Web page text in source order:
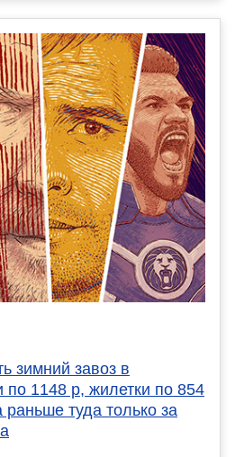
зимний завоз в
по 1148 р, жилетки по 854
раньше туда только за